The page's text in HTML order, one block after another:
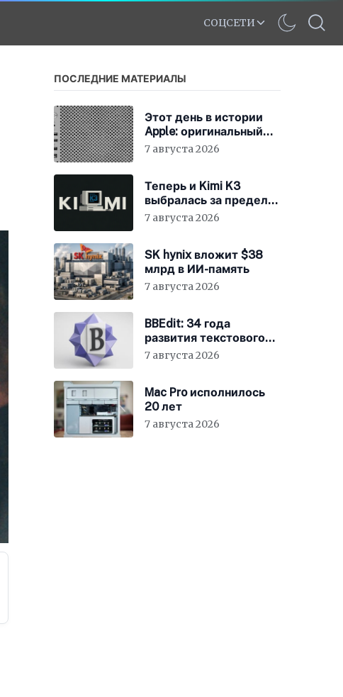
СОЦСЕТИ
ПОСЛЕДНИЕ МАТЕРИАЛЫ
Этот день в истории
Apple: оригинальный
Mac Pro получает
7 августа 2026
Теперь и Kimi K3
выбралась за пределы
«песочницы»
7 августа 2026
SK hynix вложит $38
млрд в ИИ-память
7 августа 2026
BBEdit: 34 года
развития текстового
редактора для Mac
7 августа 2026
Mac Pro исполнилось
20 лет
7 августа 2026